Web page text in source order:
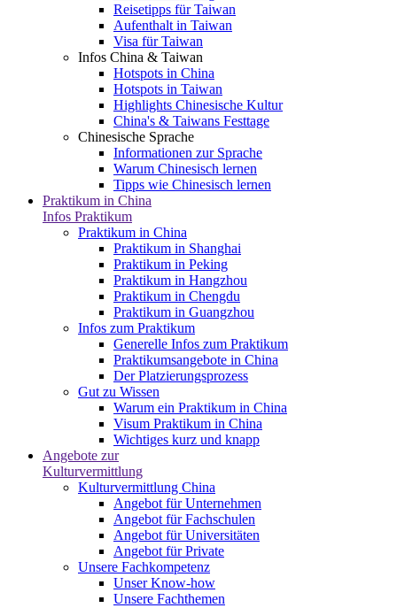
Reisetipps für Taiwan
Aufenthalt in Taiwan
Visa für Taiwan
Infos China & Taiwan
Hotspots in China
Hotspots in Taiwan
Highlights Chinesische Kultur
China's & Taiwans Festtage
Chinesische Sprache
Informationen zur Sprache
Warum Chinesisch lernen
Tipps wie Chinesisch lernen
Praktikum in China
Infos Praktikum
Praktikum in China
Praktikum in Shanghai
Praktikum in Peking
Praktikum in Hangzhou
Praktikum in Chengdu
Praktikum in Guangzhou
Infos zum Praktikum
Generelle Infos zum Praktikum
Praktikumsangebote in China
Der Platzierungsprozess
Gut zu Wissen
Warum ein Praktikum in China
Visum Praktikum in China
Wichtiges kurz und knapp
Angebote zur
Kulturvermittlung
Kulturvermittlung China
Angebot für Unternehmen
Angebot für Fachschulen
Angebot für Universitäten
Angebot für Private
Unsere Fachkompetenz
Unser Know-how
Unsere Fachthemen